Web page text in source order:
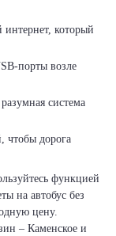
который
порты возле
система
чтобы дорога
функцией
на автобус без
цену.
– Каменское и